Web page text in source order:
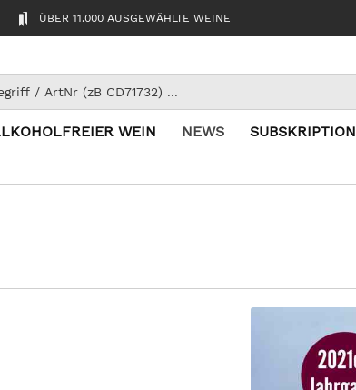
ÜBER 11.000 AUSGEWÄHLTE WEINE
WEIN NEWS SUBSKRIPTION